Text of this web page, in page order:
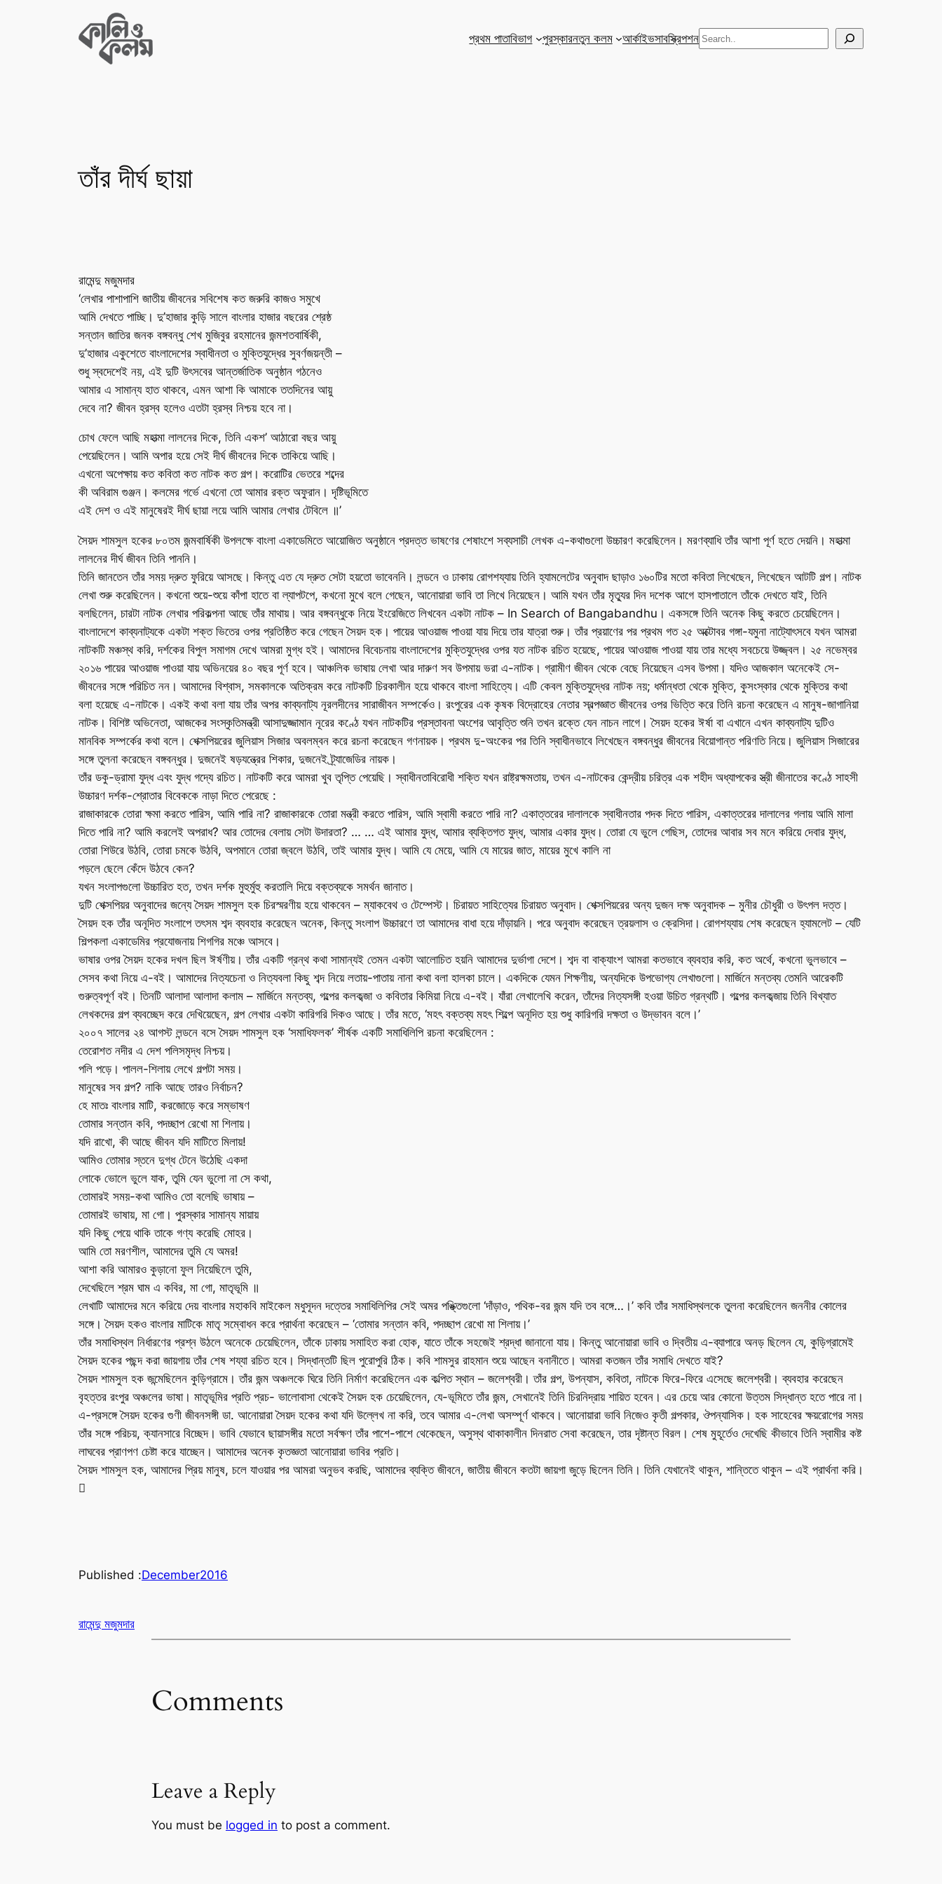
প্রথম পাতাবিভাগ পুরস্কারনতুন কলম আর্কাইভসাবস্ক্রিপশনSearch
তাঁর দীর্ঘ ছায়া
রামেন্দু মজুমদার
‘লেখার পাশাপাশি জাতীয় জীবনের সবিশেষ কত জরুরি কাজও সমুখে
আমি দেখতে পাচ্ছি। দু’হাজার কুড়ি সালে বাংলার হাজার বছরের শ্রেষ্ঠ
সন্তান জাতির জনক বঙ্গবন্ধু শেখ মুজিবুর রহমানের জন্মশতবার্ষিকী,
দু’হাজার একুশেতে বাংলাদেশের স্বাধীনতা ও মুক্তিযুদ্ধের সুবর্ণজয়ন্তী –
শুধু স্বদেশেই নয়, এই দুটি উৎসবের আন্তর্জাতিক অনুষ্ঠান গঠনেও
আমার এ সামান্য হাত থাকবে, এমন আশা কি আমাকে ততদিনের আয়ু
দেবে না? জীবন হ্রস্ব হলেও এতটা হ্রস্ব নিশ্চয় হবে না।
চোখ ফেলে আছি মহাত্মা লালনের দিকে, তিনি একশ’ আঠারো বছর আয়ু
পেয়েছিলেন। আমি অপার হয়ে সেই দীর্ঘ জীবনের দিকে তাকিয়ে আছি।
এখনো অপেক্ষায় কত কবিতা কত নাটক কত গল্প। করোটির ভেতরে শব্দের
কী অবিরাম গুঞ্জন। কলমের গর্ভে এখনো তো আমার রক্ত অফুরান। দৃষ্টিভূমিতে
এই দেশ ও এই মানুষেরই দীর্ঘ ছায়া লয়ে আমি আমার লেখার টেবিলে ॥’
সৈয়দ শামসুল হকের ৮০তম জন্মবার্ষিকী উপলক্ষে বাংলা একাডেমিতে আয়োজিত অনুষ্ঠানে প্রদত্ত ভাষণের শেষাংশে সব্যসাচী লেখক এ-কথাগুলো উচ্চারণ করেছিলেন। মরণব্যাধি তাঁর আশা পূর্ণ হতে দেয়নি। মহাত্মা
লালনের দীর্ঘ জীবন তিনি পাননি।
তিনি জানতেন তাঁর সময় দ্রুত ফুরিয়ে আসছে। কিন্তু এত যে দ্রুত সেটা হয়তো ভাবেননি। লন্ডনে ও ঢাকায় রোগশয্যায় তিনি হ্যামলেটের অনুবাদ ছাড়াও ১৬০টির মতো কবিতা লিখেছেন, লিখেছেন আটটি গল্প। নাটক
লেখা শুরু করেছিলেন। কখনো শুয়ে-শুয়ে কাঁপা হাতে বা ল্যাপটপে, কখনো মুখে বলে গেছেন, আনোয়ারা ভাবি তা লিখে নিয়েছেন। আমি যখন তাঁর মৃত্যুর দিন দশেক আগে হাসপাতালে তাঁকে দেখতে যাই, তিনি
বলছিলেন, চারটা নাটক লেখার পরিকল্পনা আছে তাঁর মাথায়। আর বঙ্গবন্ধুকে নিয়ে ইংরেজিতে লিখবেন একটা নাটক – In Search of Bangabandhu। একসঙ্গে তিনি অনেক কিছু করতে চেয়েছিলেন।
বাংলাদেশে কাব্যনাট্যকে একটা শক্ত ভিতের ওপর প্রতিষ্ঠিত করে গেছেন সৈয়দ হক। পায়ের আওয়াজ পাওয়া যায় দিয়ে তার যাত্রা শুরু। তাঁর প্রয়াণের পর প্রথম গত ২৫ অক্টোবর গঙ্গা-যমুনা নাট্যোৎসবে যখন আমরা
নাটকটি মঞ্চস্থ করি, দর্শকের বিপুল সমাগম দেখে আমরা মুগ্ধ হই। আমাদের বিবেচনায় বাংলাদেশের মুক্তিযুদ্ধের ওপর যত নাটক রচিত হয়েছে, পায়ের আওয়াজ পাওয়া যায় তার মধ্যে সবচেয়ে উজ্জ্বল। ২৫ নভেম্বর
২০১৬ পায়ের আওয়াজ পাওয়া যায় অভিনয়ের ৪০ বছর পূর্ণ হবে। আঞ্চলিক ভাষায় লেখা আর দারুণ সব উপমায় ভরা এ-নাটক। গ্রামীণ জীবন থেকে বেছে নিয়েছেন এসব উপমা। যদিও আজকাল অনেকেই সে-
জীবনের সঙ্গে পরিচিত নন। আমাদের বিশ্বাস, সমকালকে অতিক্রম করে নাটকটি চিরকালীন হয়ে থাকবে বাংলা সাহিত্যে। এটি কেবল মুক্তিযুদ্ধের নাটক নয়; ধর্মান্ধতা থেকে মুক্তি, কুসংস্কার থেকে মুক্তির কথা
বলা হয়েছে এ-নাটকে। একই কথা বলা যায় তাঁর অপর কাব্যনাট্য নূরলদীনের সারাজীবন সম্পর্কেও। রংপুরের এক কৃষক বিদ্রোহের নেতার স্বল্পজ্ঞাত জীবনের ওপর ভিত্তি করে তিনি রচনা করেছেন এ মানুষ-জাগানিয়া
নাটক। বিশিষ্ট অভিনেতা, আজকের সংস্কৃতিমন্ত্রী আসাদুজ্জামান নূরের কণ্ঠে যখন নাটকটির প্রস্তাবনা অংশের আবৃত্তি শুনি তখন রক্তে যেন নাচন লাগে। সৈয়দ হকের ঈর্ষা বা এখানে এখন কাব্যনাট্য দুটিও
মানবিক সম্পর্কের কথা বলে। শেক্সপিয়রের জুলিয়াস সিজার অবলম্বন করে রচনা করেছেন গণনায়ক। প্রথম দু-অংকের পর তিনি স্বাধীনভাবে লিখেছেন বঙ্গবন্ধুর জীবনের বিয়োগান্ত পরিণতি নিয়ে। জুলিয়াস সিজারের
সঙ্গে তুলনা করেছেন বঙ্গবন্ধুর। দুজনেই ষড়যন্ত্রের শিকার, দুজনেই ট্র্যাজেডির নায়ক।
তাঁর ডকু-ড্রামা যুদ্ধ এবং যুদ্ধ গদ্যে রচিত। নাটকটি করে আমরা খুব তৃপ্তি পেয়েছি। স্বাধীনতাবিরোধী শক্তি যখন রাষ্ট্রক্ষমতায়, তখন এ-নাটকের কেন্দ্রীয় চরিত্র এক শহীদ অধ্যাপকের স্ত্রী জীনাতের কণ্ঠে সাহসী
উচ্চারণ দর্শক-শ্রোতার বিবেককে নাড়া দিতে পেরেছে :
রাজাকারকে তোরা ক্ষমা করতে পারিস, আমি পারি না? রাজাকারকে তোরা মন্ত্রী করতে পারিস, আমি স্বামী করতে পারি না? একাত্তরের দালালকে স্বাধীনতার পদক দিতে পারিস, একাত্তরের দালালের গলায় আমি মালা
দিতে পারি না? আমি করলেই অপরাধ? আর তোদের বেলায় সেটা উদারতা? … … এই আমার যুদ্ধ, আমার ব্যক্তিগত যুদ্ধ, আমার একার যুদ্ধ। তোরা যে ভুলে গেছিস, তোদের আবার সব মনে করিয়ে দেবার যুদ্ধ,
তোরা শিউরে উঠবি, তোরা চমকে উঠবি, অপমানে তোরা জ্বলে উঠবি, তাই আমার যুদ্ধ। আমি যে মেয়ে, আমি যে মায়ের জাত, মায়ের মুখে কালি না
পড়লে ছেলে কেঁদে উঠবে কেন?
যখন সংলাপগুলো উচ্চারিত হত, তখন দর্শক মুহুর্মুহু করতালি দিয়ে বক্তব্যকে সমর্থন জানাত।
দুটি শেক্সপিয়র অনুবাদের জন্যে সৈয়দ শামসুল হক চিরস্মরণীয় হয়ে থাকবেন – ম্যাকবেথ ও টেম্পেস্ট। চিরায়ত সাহিত্যের চিরায়ত অনুবাদ। শেক্সপিয়রের অন্য দুজন দক্ষ অনুবাদক – মুনীর চৌধুরী ও উৎপল দত্ত।
সৈয়দ হক তাঁর অনূদিত সংলাপে তৎসম শব্দ ব্যবহার করেছেন অনেক, কিন্তু সংলাপ উচ্চারণে তা আমাদের বাধা হয়ে দাঁড়ায়নি। পরে অনুবাদ করেছেন ত্রয়লাস ও ক্রেসিদা। রোগশয্যায় শেষ করেছেন হ্যামলেট – যেটি
শিল্পকলা একাডেমির প্রযোজনায় শিগগির মঞ্চে আসবে।
ভাষার ওপর সৈয়দ হকের দখল ছিল ঈর্ষণীয়। তাঁর একটি গ্রন্থ কথা সামান্যই তেমন একটা আলোচিত হয়নি আমাদের দুর্ভাগা দেশে। শব্দ বা বাক্যাংশ আমরা কতভাবে ব্যবহার করি, কত অর্থে, কখনো ভুলভাবে –
সেসব কথা নিয়ে এ-বই। আমাদের নিত্যচেনা ও নিত্যবলা কিছু শব্দ নিয়ে লতায়-পাতায় নানা কথা বলা হালকা চালে। একদিকে যেমন শিক্ষণীয়, অন্যদিকে উপভোগ্য লেখাগুলো। মার্জিনে মন্তব্য তেমনি আরেকটি
গুরুত্বপূর্ণ বই। তিনটি আলাদা আলাদা কলাম – মার্জিনে মন্তব্য, গল্পের কলকব্জা ও কবিতার কিমিয়া নিয়ে এ-বই। যাঁরা লেখালেখি করেন, তাঁদের নিত্যসঙ্গী হওয়া উচিত গ্রন্থটি। গল্পের কলকব্জায় তিনি বিখ্যাত
লেখকদের গল্প ব্যবচ্ছেদ করে দেখিয়েছেন, গল্প লেখার একটা কারিগরি দিকও আছে। তাঁর মতে, ‘মহৎ বক্তব্য মহৎ শিল্পে অনূদিত হয় শুধু কারিগরি দক্ষতা ও উদ্ভাবন বলে।’
২০০৭ সালের ২৪ আগস্ট লন্ডনে বসে সৈয়দ শামসুল হক ‘সমাধিফলক’ শীর্ষক একটি সমাধিলিপি রচনা করেছিলেন :
তেরোশত নদীর এ দেশ পলিসমৃদ্ধ নিশ্চয়।
পলি পড়ে। পালল-শিলায় লেখে গল্পটা সময়।
মানুষের সব গল্প? নাকি আছে তারও নির্বাচন?
হে মাতঃ বাংলার মাটি, করজোড়ে করে সম্ভাষণ
তোমার সন্তান কবি, পদচ্ছাপ রেখো মা শিলায়।
যদি রাখো, কী আছে জীবন যদি মাটিতে মিলায়!
আমিও তোমার স্তনে দুগ্ধ টেনে উঠেছি একদা
লোকে ভোলে ভুলে যাক, তুমি যেন ভুলো না সে কথা,
তোমারই সময়-কথা আমিও তো বলেছি ভাষায় –
তোমারই ভাষায়, মা গো। পুরস্কার সামান্য মায়ায়
যদি কিছু পেয়ে থাকি তাকে গণ্য করেছি মোহর।
আমি তো মরণশীল, আমাদের তুমি যে অমর!
আশা করি আমারও কুড়ানো ফুল নিয়েছিলে তুমি,
দেখেছিলে শ্রম ঘাম এ কবির, মা গো, মাতৃভূমি ॥
লেখাটি আমাদের মনে করিয়ে দেয় বাংলার মহাকবি মাইকেল মধুসূদন দত্তের সমাধিলিপির সেই অমর পঙ্ক্তিগুলো ‘দাঁড়াও, পথিক-বর জন্ম যদি তব বঙ্গে…।’ কবি তাঁর সমাধিস্থলকে তুলনা করেছিলেন জননীর কোলের
সঙ্গে। সৈয়দ হকও বাংলার মাটিকে মাতৃ সম্বোধন করে প্রার্থনা করেছেন – ‘তোমার সন্তান কবি, পদচ্ছাপ রেখো মা শিলায়।’
তাঁর সমাধিস্থল নির্ধারণের প্রশ্ন উঠলে অনেকে চেয়েছিলেন, তাঁকে ঢাকায় সমাহিত করা হোক, যাতে তাঁকে সহজেই শ্রদ্ধা জানানো যায়। কিন্তু আনোয়ারা ভাবি ও দ্বিতীয় এ-ব্যাপারে অনড় ছিলেন যে, কুড়িগ্রামেই
সৈয়দ হকের পছন্দ করা জায়গায় তাঁর শেষ শয্যা রচিত হবে। সিদ্ধান্তটি ছিল পুরোপুরি ঠিক। কবি শামসুর রাহমান শুয়ে আছেন বনানীতে। আমরা কতজন তাঁর সমাধি দেখতে যাই?
সৈয়দ শামসুল হক জন্মেছিলেন কুড়িগ্রামে। তাঁর জন্ম অঞ্চলকে ঘিরে তিনি নির্মাণ করেছিলেন এক কল্পিত স্থান – জলেশ্বরী। তাঁর গল্প, উপন্যাস, কবিতা, নাটকে ফিরে-ফিরে এসেছে জলেশ্বরী। ব্যবহার করেছেন
বৃহত্তর রংপুর অঞ্চলের ভাষা। মাতৃভূমির প্রতি প্রচ- ভালোবাসা থেকেই সৈয়দ হক চেয়েছিলেন, যে-ভূমিতে তাঁর জন্ম, সেখানেই তিনি চিরনিদ্রায় শায়িত হবেন। এর চেয়ে আর কোনো উত্তম সিদ্ধান্ত হতে পারে না।
এ-প্রসঙ্গে সৈয়দ হকের গুণী জীবনসঙ্গী ডা. আনোয়ারা সৈয়দ হকের কথা যদি উল্লেখ না করি, তবে আমার এ-লেখা অসম্পূর্ণ থাকবে। আনোয়ারা ভাবি নিজেও কৃতী গল্পকার, ঔপন্যাসিক। হক সাহেবের ক্ষয়রোগের সময়
তাঁর সঙ্গে পরিচয়, ক্যানসারে বিচ্ছেদ। ভাবি যেভাবে ছায়াসঙ্গীর মতো সর্বক্ষণ তাঁর পাশে-পাশে থেকেছেন, অসুস্থ থাকাকালীন দিনরাত সেবা করেছেন, তার দৃষ্টান্ত বিরল। শেষ মুহূর্তেও দেখেছি কীভাবে তিনি স্বামীর কষ্ট
লাঘবের প্রাণপণ চেষ্টা করে যাচ্ছেন। আমাদের অনেক কৃতজ্ঞতা আনোয়ারা ভাবির প্রতি।
সৈয়দ শামসুল হক, আমাদের প্রিয় মানুষ, চলে যাওয়ার পর আমরা অনুভব করছি, আমাদের ব্যক্তি জীবনে, জাতীয় জীবনে কতটা জায়গা জুড়ে ছিলেন তিনি। তিনি যেখানেই থাকুন, শান্তিতে থাকুন – এই প্রার্থনা করি।

Published :December2016
রামেন্দু মজুমদার
Comments
Leave a Reply
You must be logged in to post a comment.